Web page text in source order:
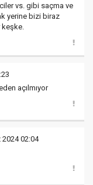
vs. gibi saçma ve
yerine bizi biraz
açılmıyor
2024 02:04